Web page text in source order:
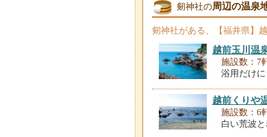
剱神社の周辺の温泉
剱神社がある、【福井県】
越前玉川温
施設数：7
浴用だけ
越前くりや
施設数：6
白い荒波